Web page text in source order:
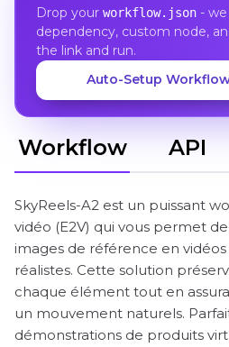
Drop your workflow.json- we
dependency, custom node,
the link and run.
Auto-Setup
Workflow API
SkyReels-A2 est un puissant
vidéo (E2V) qui vous permet
images de référence en
réalistes. Cette solution
chaque élément tout en
un mouvement naturels.
démonstrations de produits